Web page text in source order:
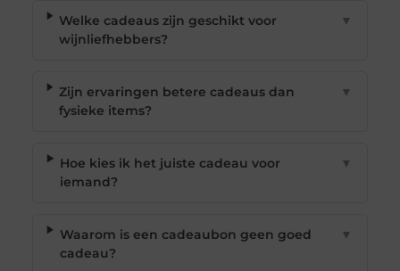
Welke cadeaus zijn geschikt voor
wijnliefhebbers?
▼
Zijn ervaringen betere cadeaus dan
fysieke items?
▼
Hoe kies ik het juiste cadeau voor
iemand?
▼
Waarom is een cadeaubon geen goed
cadeau?
▼